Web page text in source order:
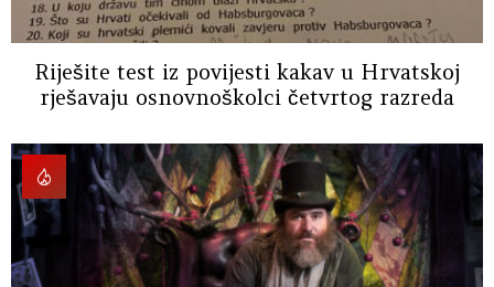
Riješite test iz povijesti kakav u Hrvatskoj
rješavaju osnovnoškolci četvrtog razreda